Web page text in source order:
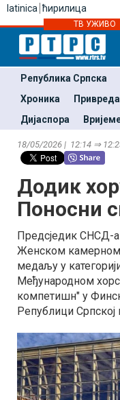
latinica ћирилица
ТВ УЖИВО
Република Српска
Хроника
Привреда
Дијаспора
18/05/2026 | 12:14 ⇒
Додик
Поносни
Предсједик СНСД-
Женском камерном
медаљу у
Међународном
компетишн" у
Републици Српској